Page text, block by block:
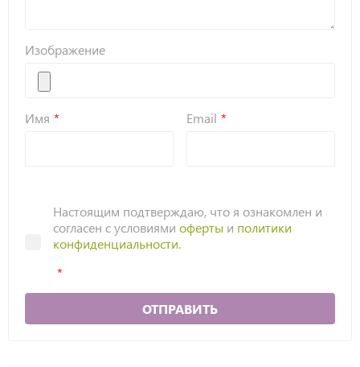
Изображение
Имя Email
Настоящим подтверждаю, что я ознакомлен и
согласен с условиями оферты и политики
конфиденциальности.
ОТПРАВИТЬ